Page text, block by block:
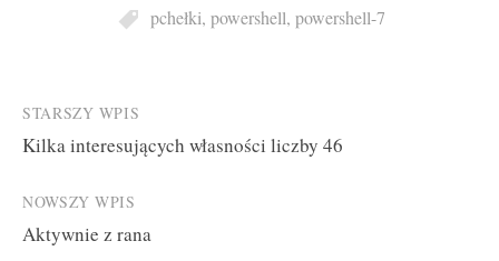
pchełki, powershell, powershell-7
Post
navigation
STARSZY WPIS
Kilka interesujących własności liczby 46
NOWSZY WPIS
Aktywnie z rana